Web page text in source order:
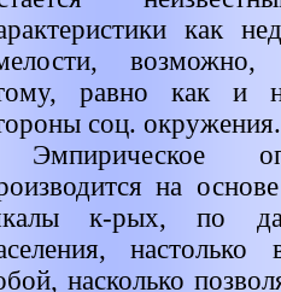
как
возможно,
равно как и
соц. окружения.
Эмпирическое
на
к-рых, по
насколько